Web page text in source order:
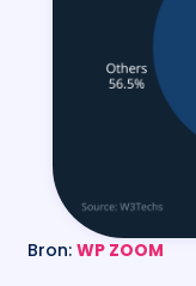
Bron:WP ZOOM